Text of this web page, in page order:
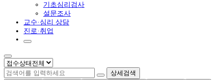
기초심리검사
설문조사
교수·심리 상담
진로·취업
상세검색